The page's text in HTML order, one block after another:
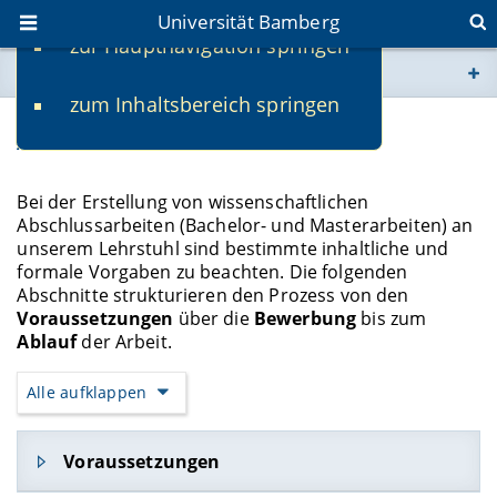
zur Hauptnavigation springen
zum Inhaltsbereich springen
Universität Bamberg
www.uni-bamberg.de
fis.uni-bamberg.de
Abschlussarbeiten
Bei der Erstellung von wissenschaftlichen
Abschlussarbeiten (Bachelor- und Masterarbeiten) an
unserem Lehrstuhl sind bestimmte inhaltliche und
formale Vorgaben zu beachten. Die folgenden
Abschnitte strukturieren den Prozess von den
Voraussetzungen über die Bewerbung bis zum
Ablaufder Arbeit.
Alle aufklappen
Voraussetzungen